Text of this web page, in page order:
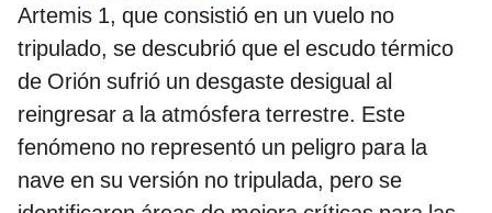
Artemis 1, que consistió en un vuelo no
tripulado, se descubrió que el escudo térmico
de Orión sufrió un desgaste desigual al
reingresar a la atmósfera terrestre. Este
fenómeno no representó un peligro para la
nave en su versión no tripulada, pero se